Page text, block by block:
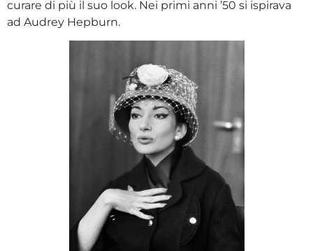
curare di più il suo look. Nei primi anni ’50 si ispirava
ad Audrey Hepburn.